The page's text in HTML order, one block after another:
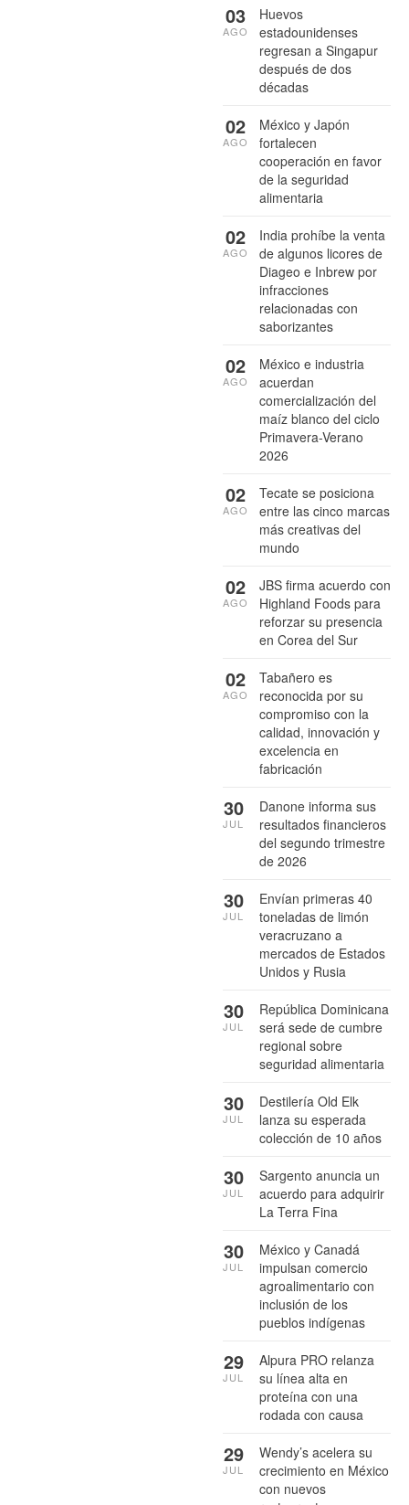
Huevos
estadounidenses
regresan a Singapur
después de dos
décadas
03
AGO
México y Japón
fortalecen
cooperación en favor
de la seguridad
alimentaria
02
AGO
India prohíbe la venta
de algunos licores de
Diageo e Inbrew por
infracciones
relacionadas con
saborizantes
02
AGO
México e industria
acuerdan
comercialización del
maíz blanco del ciclo
Primavera-Verano
2026
02
AGO
Tecate se posiciona
entre las cinco marcas
más creativas del
mundo
02
AGO
JBS firma acuerdo con
Highland Foods para
reforzar su presencia
en Corea del Sur
02
AGO
Tabañero es
reconocida por su
compromiso con la
calidad, innovación y
excelencia en
fabricación
02
AGO
Danone informa sus
resultados financieros
del segundo trimestre
de 2026
30
JUL
Envían primeras 40
toneladas de limón
veracruzano a
mercados de Estados
Unidos y Rusia
30
JUL
República Dominicana
será sede de cumbre
regional sobre
seguridad alimentaria
30
JUL
Destilería Old Elk
lanza su esperada
colección de 10 años
30
JUL
Sargento anuncia un
acuerdo para adquirir
La Terra Fina
30
JUL
México y Canadá
impulsan comercio
agroalimentario con
inclusión de los
pueblos indígenas
30
JUL
Alpura PRO relanza
su línea alta en
proteína con una
rodada con causa
29
JUL
Wendy’s acelera su
crecimiento en México
con nuevos
29
JUL